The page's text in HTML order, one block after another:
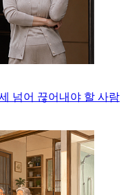
넘어 끊어내야 할 사람